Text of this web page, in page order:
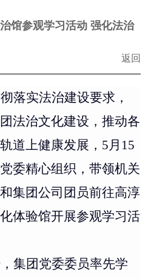
馆参观学习活动 强化法治
返回
落实法治建设要求，
法治文化建设，推动各
道上健康发展， 5月 15
党委精心组织，带领机关
集团公司 团员前往高淳
体验馆开展参观学习活
集团党委委员率先学